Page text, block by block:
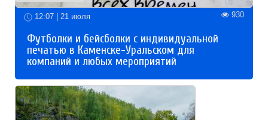
12:07 | 21 июля 930
Футболки и бейсболки с индивидуальной
печатью в Каменске-Уральском для
компаний и любых мероприятий